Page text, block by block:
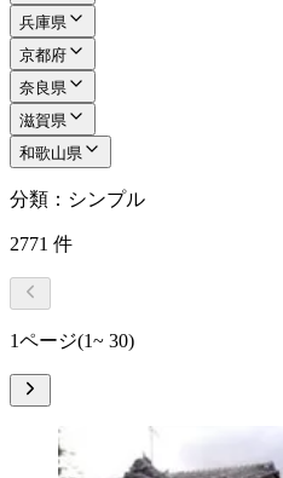
兵庫県
京都府
奈良県
滋賀県
和歌山県
分類：シンプル
2771 件
1ページ(1~ 30)